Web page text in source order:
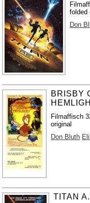
folded
Don
BRISBY
Filmaffisch
original
Don Bluth
TITAN